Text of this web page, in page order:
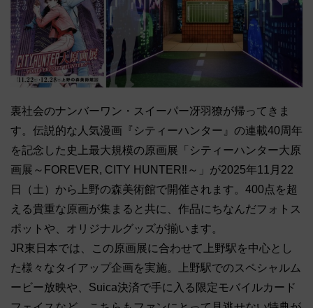
裏社会のナンバーワン・スイーパー冴羽獠が帰ってきま
す。伝説的な人気漫画『シティーハンター』の連載40周年
を記念した史上最大規模の原画展「シティーハンター大原
画展～FOREVER, CITY HUNTER‼～」が2025年11月22
日（土）から上野の森美術館で開催されます。400点を超
える貴重な原画が集まると共に、作品にちなんだフォトス
ポットや、オリジナルグッズが揃います。
JR東日本では、この原画展に合わせて上野駅を中心とし
た様々なタイアップ企画を実施。上野駅でのスペシャルム
ービー放映や、Suica決済で手に入る限定モバイルカード